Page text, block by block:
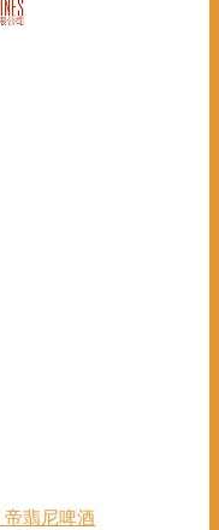
帝翡尼啤酒